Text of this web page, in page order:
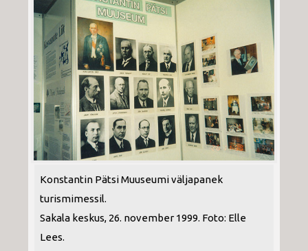
Konstantin Pätsi Muuseumi väljapanek
turismimessil.
Sakala keskus, 26. november 1999. Foto: Elle
Lees.